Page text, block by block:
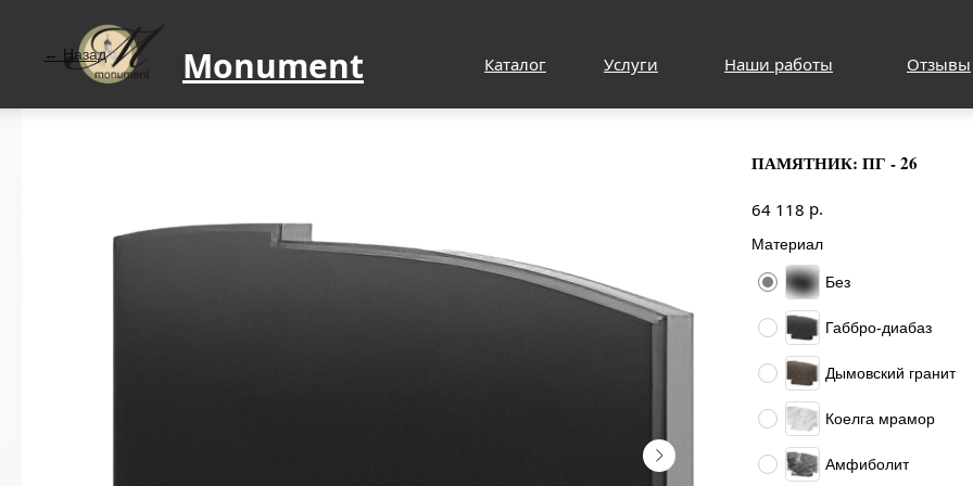
Назад
ПАМЯТНИК: ПГ - 26
64 118 р.
Материал
Без
Габбро-диабаз
Дымовский гранит
Коелга мрамор
Амфиболит
Monument Каталог Услуги Наши работы Отзывы